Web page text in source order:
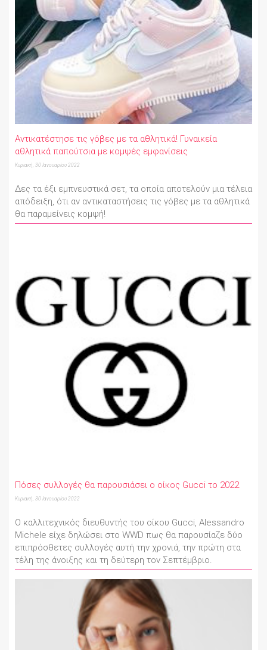
Αντικατέστησε τις γόβες με τα αθλητικά! Γυναικεία
αθλητικά παπούτσια με κομψές εμφανίσεις
Κυριακή, 30 Ιανουαρίου 2022
Δες τα έξι εμπνευστικά σετ, τα οποία αποτελούν μια τέλεια
απόδειξη, ότι αν αντικαταστήσεις τις γόβες με τα αθλητικά
θα παραμείνεις κομψή!
Πόσες συλλογές θα παρουσιάσει ο οίκος Gucci το 2022
Κυριακή, 30 Ιανουαρίου 2022
O καλλιτεχνικός διευθυντής του οίκου Gucci, Alessandro
Michele είχε δηλώσει στο WWD πως θα παρουσίαζε δύο
επιπρόσθετες συλλογές αυτή την χρονιά, την πρώτη στα
τέλη της άνοιξης και τη δεύτερη τον Σεπτέμβριο.